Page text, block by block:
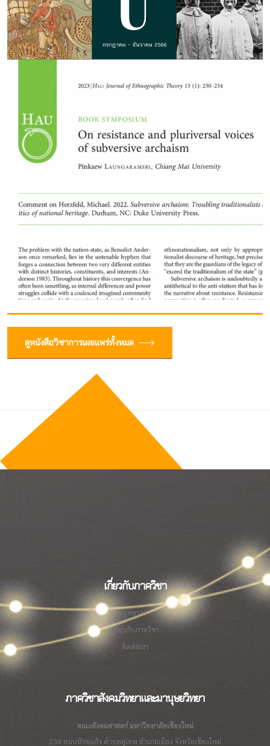
ดูหนังสือวิชาการเผยแพร่ทั้งหมด
เกี่ยวกับภาควิชา
บุคลากร
เกี่ยวกับภาควิชา
ติดต่อเรา
ภาควิชาสังคมวิทยาและมานุษยวิทยา
คณะสังคมศาสตร์ มหาวิทยาลัยเชียงใหม่
239 ถนนห้วยแก้ว ตำบลสุเทพ อำเภอเมือง จังหวัดเชียงใหม่